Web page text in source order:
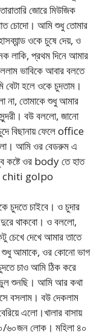
জোরে মিউজিক
চোদো। আমি শুধু তোমার
ওকে চুষে দেয়, ও
লাকি, প্রথম দিনে আমার
ভাবিকে আবার বলতে
বেটা হলে ওকে চুদতাম।
না, তোমাকে শুধু আমার
বউ বললো, জানো
বিছানায় ফেলে office
আমি ওর বেডরুম এ
কষ্টে ওর body তে হাত
chiti golpo
চুদতে চাইবে। ও চুদার
থাকবো। ও বললো,
চেখে দেখে আমার তাতে
আমাকে, ওর কোনো ভাগ
চাও আমি ঠিক করে
শুনছি। আমি আর কথা
বসলাম। বউ দেকলাম
এলো।খালার বাসায়
৬০জন লোক। মহিলা ৪০